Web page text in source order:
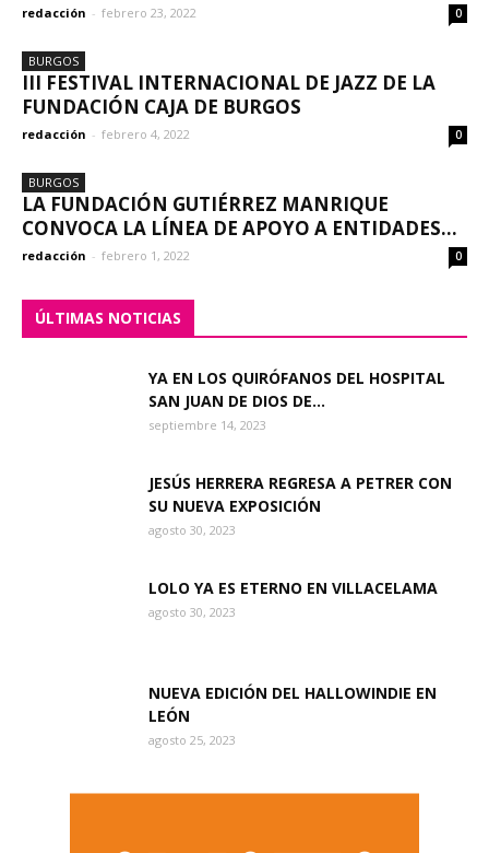
redacción - febrero 23, 2022 0
BURGOS
III FESTIVAL INTERNACIONAL DE JAZZ DE LA
FUNDACIÓN CAJA DE BURGOS
redacción - febrero 4, 2022 0
BURGOS
LA FUNDACIÓN GUTIÉRREZ MANRIQUE
CONVOCA LA LÍNEA DE APOYO A ENTIDADES...
redacción - febrero 1, 2022 0
ÚLTIMAS NOTICIAS
YA EN LOS QUIRÓFANOS DEL HOSPITAL
SAN JUAN DE DIOS DE...
septiembre 14, 2023
JESÚS HERRERA REGRESA A PETRER CON
SU NUEVA EXPOSICIÓN
agosto 30, 2023
LOLO YA ES ETERNO EN VILLACELAMA
agosto 30, 2023
NUEVA EDICIÓN DEL HALLOWINDIE EN
LEÓN
agosto 25, 2023